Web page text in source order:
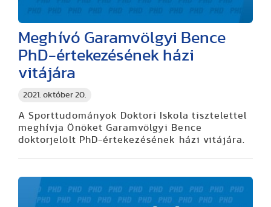
2021. október 20.
Meghívó Garamvölgyi Bence
PhD-értekezésének házi
vitájára
A Sporttudományok Doktori Iskola tisztelettel
meghívja Önöket Garamvölgyi Bence
doktorjelölt PhD-értekezésének házi vitájára.